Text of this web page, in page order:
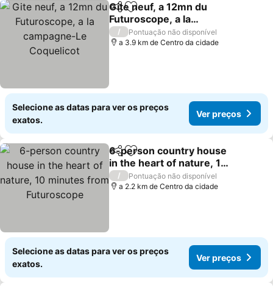
PartilharAdicionar aos favoritos
Gite neuf, a 12mn du
Futuroscope, a la
campagne-Le Coquelicot
Ver preços
/
Pontuação não disponível
a 3.9 km de Centro da cidade
Selecione as datas para ver os preços
exatos.
Ver preços
PartilharAdicionar aos favoritos
6-person country house
in the heart of nature, 10
minutes from
Futuroscope
Ver preços
/
Pontuação não disponível
a 2.2 km de Centro da cidade
Selecione as datas para ver os preços
exatos.
Ver preços